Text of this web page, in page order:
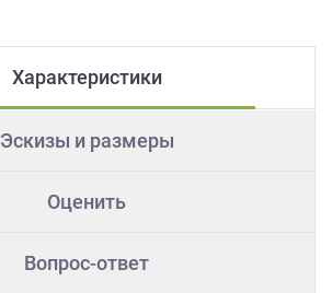
Характеристики
Эскизы и размеры
Оценить
Вопрос-ответ